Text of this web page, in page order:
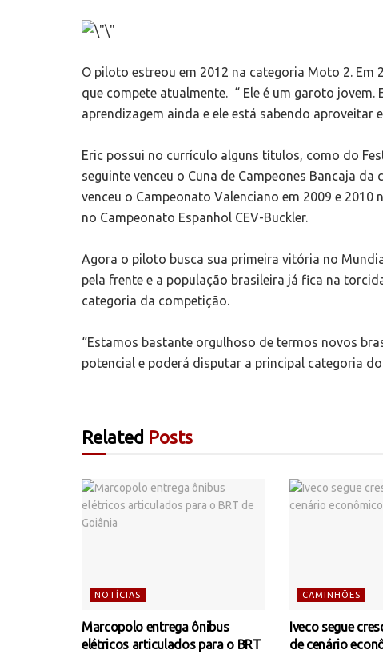
O piloto estreou em 2012 na categoria Moto 2. Em
que compete atualmente. “ Ele é um garoto jovem.
aprendizagem ainda e ele está sabendo
Eric possui no currículo alguns títulos, como do
seguinte venceu o Cuna de Campeones Bancaja
venceu o Campeonato Valenciano em 2009 e
no Campeonato Espanhol CEV-Buckler.
Agora o piloto busca sua primeira vitória no
pela frente e a população brasileira já fica na
categoria da competição.
“Estamos bastante orgulhoso de termos novos
potencial e poderá disputar a principal categoria
Related Posts
NOTÍCIAS
Marcopolo entrega ônibus
elétricos articulados para o BRT
CAMINHÕES
Iveco segue
de cenário